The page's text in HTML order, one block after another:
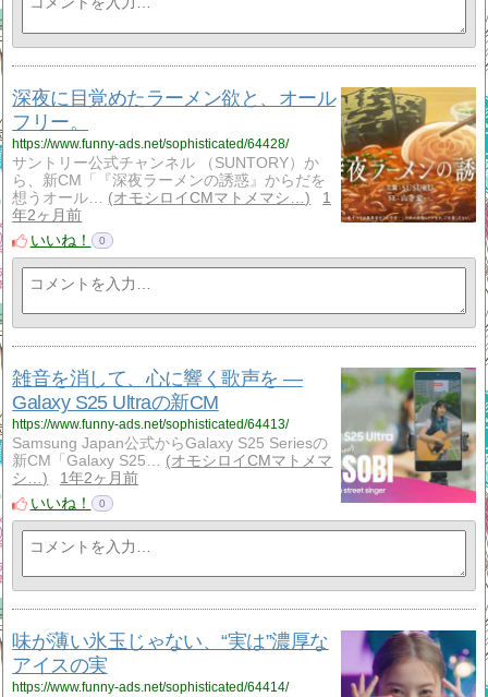
深夜に目覚めたラーメン欲と、オール
フリー。
https://www.funny-ads.net/sophisticated/64428/
サントリー公式チャンネル （SUNTORY）か
ら、新CM「『深夜ラーメンの誘惑』からだを
想うオール…
オモシロイCMマトメマシ…
1
年2ヶ月前
いいね！
0
雑音を消して、心に響く歌声を —
Galaxy S25 Ultraの新CM
https://www.funny-ads.net/sophisticated/64413/
Samsung Japan公式からGalaxy S25 Seriesの
新CM「Galaxy S25…
オモシロイCMマトメマ
シ…
1年2ヶ月前
いいね！
0
味が薄い氷玉じゃない、“実は”濃厚な
アイスの実
https://www.funny-ads.net/sophisticated/64414/